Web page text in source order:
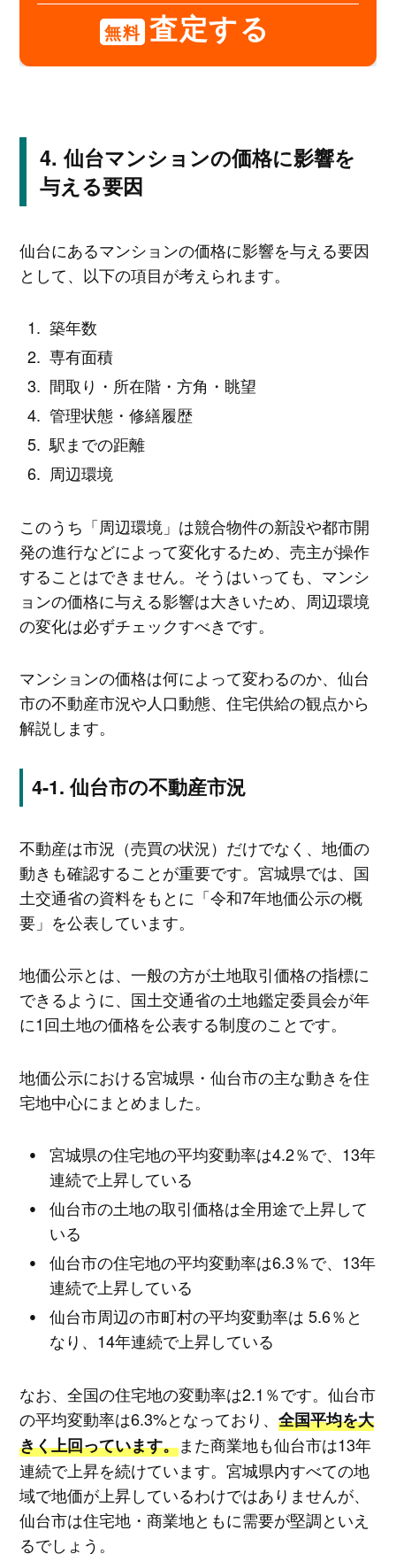
無料 査定する
仙台マンションの価格に影響を
与える要因
仙台にあるマンションの価格に影響を与える要因
として、以下の項目が考えられます。
築年数
専有面積
間取り・所在階・方角・眺望
管理状態・修繕履歴
駅までの距離
周辺環境
このうち「周辺環境」は競合物件の新設や都市開
発の進行などによって変化するため、売主が操作
することはできません。そうはいっても、マンシ
ョンの価格に与える影響は大きいため、周辺環境
の変化は必ずチェックすべきです。
マンションの価格は何によって変わるのか、仙台
市の不動産市況や人口動態、住宅供給の観点から
解説します。
仙台市の不動産市況
不動産は市況（売買の状況）だけでなく、地価の
動きも確認することが重要です。宮城県では、国
土交通省の資料をもとに「令和7年地価公示の概
要」を公表しています。
地価公示とは、一般の方が土地取引価格の指標に
できるように、国土交通省の土地鑑定委員会が年
に1回土地の価格を公表する制度のことです。
地価公示における宮城県・仙台市の主な動きを住
宅地中心にまとめました。
宮城県の住宅地の平均変動率は4.2％で、13年
連続で上昇している
仙台市の土地の取引価格は全用途で上昇して
いる
仙台市の住宅地の平均変動率は6.3％で、13年
連続で上昇している
仙台市周辺の市町村の平均変動率は 5.6％と
なり、14年連続で上昇している
なお、全国の住宅地の変動率は2.1％です。仙台市
の平均変動率は6.3%となっており、 全国平均を大
きく上回っています。また商業地も仙台市は13年
連続で上昇を続けています。 宮城県内すべての地
域で地価が上昇しているわけではありませんが、
仙台市は住宅地・商業地ともに需要が堅調といえ
るでしょう。